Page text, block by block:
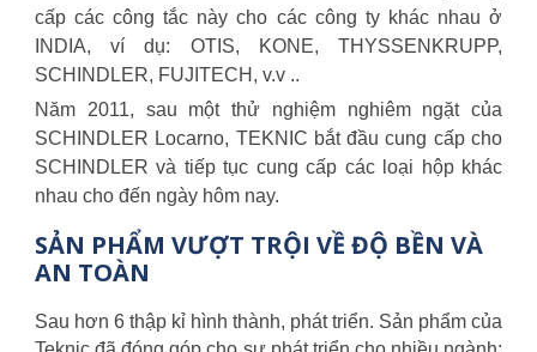
cấp các công tắc này cho các công ty khác nhau ở
INDIA, ví dụ: OTIS, KONE, THYSSENKRUPP,
SCHINDLER, FUJITECH, v.v ..
Năm 2011, sau một thử nghiệm nghiêm ngặt của
SCHINDLER Locarno, TEKNIC bắt đầu cung cấp cho
SCHINDLER và tiếp tục cung cấp các loại hộp khác
nhau cho đến ngày hôm nay.
SẢN PHẨM VƯỢT TRỘI VỀ ĐỘ BỀN VÀ
AN TOÀN
Sau hơn 6 thập kỉ hình thành, phát triển. Sản phẩm của